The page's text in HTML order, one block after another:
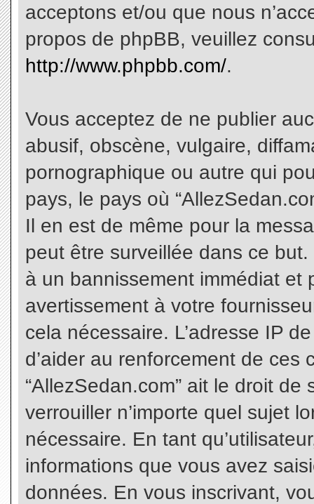
acceptons et/ou que nous
propos de phpBB, veuillez
http://www.phpbb.com/.
Vous acceptez de ne publier
abusif, obscène, vulgaire,
pornographique ou autre qui
pays, le pays où
Il en est de même pour la
peut être surveillée dans ce
à un bannissement immédiat et
avertissement à votre
cela nécessaire. L’adresse IP
d’aider au renforcement de
“AllezSedan.com” ait le droit de
verrouiller n’importe quel sujet
nécessaire. En tant
informations que vous avez
données. En vous inscrivant,